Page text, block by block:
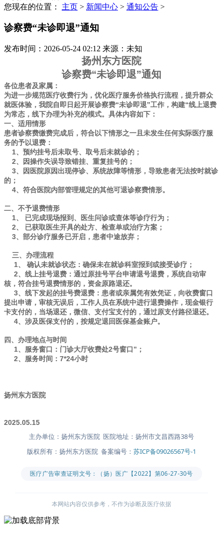
您现在的位置： 主页 > 新闻中心 > 通知公告 >
诊察费“未诊即退”通知
发布时间：2026-05-24 02:12 来源：未知
扬州东方医院
诊察费“未诊即退”通知
各位患者及家属：
为进一步规范医疗收费行为，优化医疗服务价格执行流程，提升群众
就医体验，我院自即日起开展诊察费“未诊即退”工作，构建“线上退费
为常态，线下办理为补充的模式。具体内容如下：
一、适用情形
患者诊察费缴费完成后，符合以下情形之一且未发生任何实际医疗服
务的予以退费：
1、预约挂号后未取号、取号后未就诊的；
2、因操作失误导致错挂、重复挂号的；
3、因医院原因出现停诊、系统故障等情形，导致患者无法按时就诊
的；
4、符合医院内部管理规定的其他可退诊察费情形。
二、不予退费情形
1、 已完成现场报到、医生问诊或查体等诊疗行为；
2、 已获取医生开具的处方、检查单或治疗方案；
3、部分诊疗服务已开启，患者中途放弃；
三、办理流程
1、 确认未就诊状态：确保未在就诊科室报到或接受诊疗；
2、线上挂号退费：通过原挂号平台申请退号退费，系统自动审
核，符合挂号退费情形的，资金原路退还。
3、线下发起的挂号费退费：患者或亲属凭有效凭证，向收费窗口
提出申请，审核无误后，工作人员在系统中进行退费操作，现金银行
卡支付的，当场退还，微信、支付宝支付的，通过原支付路径退还。
4、涉及医保支付的，按规定退回医保基金账户。
四、办理地点与时间
1、服务窗口：门诊大厅收费处2号窗口”；
2、服务时间：7*24小时
扬州东方医院
2025.05.15
主办单位：扬州东方医院 医院地址：扬州市文昌西路38号
版权所有：扬州东方医院 备案编号： 苏ICP备09026567号-1
医疗广告审查证明文号：（扬）医广【2022】第06-27-30号
本网站内容仅供参考，不作为诊断及医疗依据